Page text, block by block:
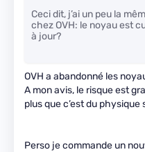
Ceci dit, j’ai un peu la
chez OVH: le noyau est
à jour?
OVH a abandonné les
A mon avis, le risque est
plus que c’est du
Perso je commande un